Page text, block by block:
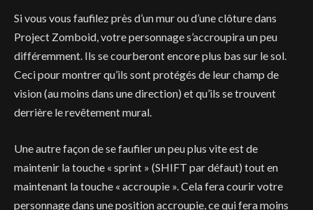
Si vous vous faufilez près d’un mur ou d’une clôture dans
Project Zomboid, votre personnage s’accroupira un peu
différemment. Ils se courberont encore plus bas sur le sol.
Ceci pour montrer qu’ils sont protégés de leur champ de
vision (au moins dans une direction) et qu’ils se trouvent
derrière le revêtement mural.
Une autre façon de se faufiler un peu plus vite est de
maintenir la touche « sprint » (SHIFT par défaut) tout en
maintenant la touche « accroupie ». Cela fera courir votre
personnage dans une position accroupie, ce qui fera moins